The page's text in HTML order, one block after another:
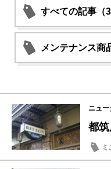
すべての記事（
メンテナンス商
ニュ
都
豆